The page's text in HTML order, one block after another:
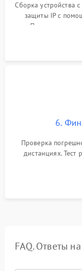
Сборка устройства
защиты IP с
Программная
абсолютно черному
6.
Проверка
дистанциях. Тест
термограмм в
автономности
FAQ. Ответы